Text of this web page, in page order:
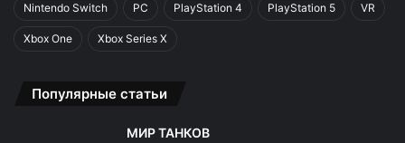
Nintendo Switch PC PlayStation 4 PlayStation 5 VR
Xbox One Xbox Series X
Популярные статьи
МИР ТАНКОВ